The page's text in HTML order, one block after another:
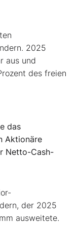
2025
aus und
des freien
das
Aktionäre
Netto-Cash-
der 2025
ausweitete.